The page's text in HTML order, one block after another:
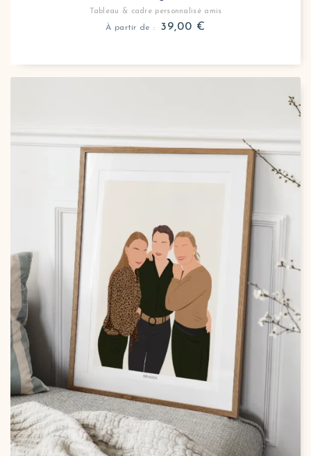
Tableau & cadre personnalisé amis
À partir de : 39,00 €